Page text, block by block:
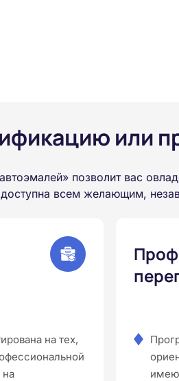
или
позволит вас
всем желающим,
на тех,
на